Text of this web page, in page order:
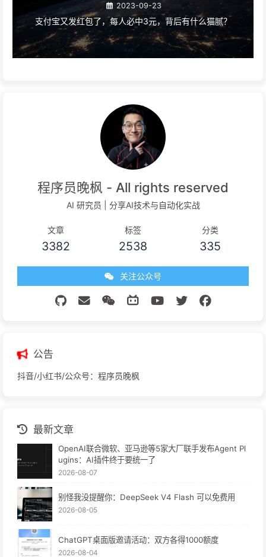
2023-09-23
支付宝又发红包了，每人必中3元，背后有什么猫腻？
程序员晚枫 - All rights reserved
AI 研究员 | 分享AI技术与自动化实战
文章
3382
标签
2538
分类
335
关注公众号
公告
抖音/小红书/公众号：程序员晚枫
最新文章
OpenAI联合微软、亚马逊等5家大厂联手发布Agent Pl
ugins：AI插件终于要统一了
2026-08-07
别怪我没提醒你：DeepSeek V4 Flash 可以免费用
2026-08-05
ChatGPT桌面版邀请活动：双方各得1000额度
2026-08-04